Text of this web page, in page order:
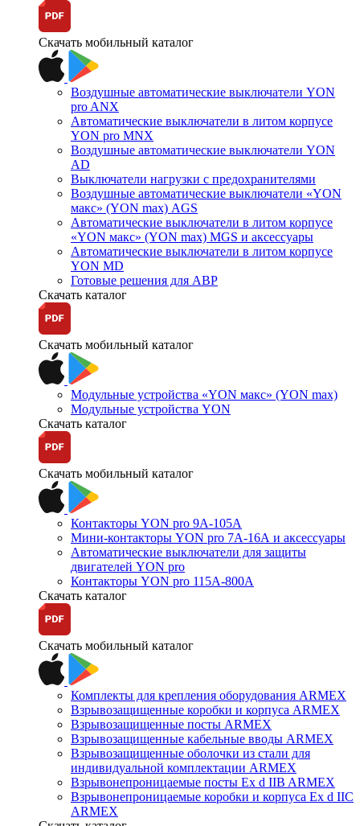
Скачать мобильный каталог
Воздушные автоматические выключатели YON
pro ANX
Автоматические выключатели в литом корпусе
YON pro MNX
Воздушные автоматические выключатели YON
AD
Выключатели нагрузки с предохранителями
Воздушные автоматические выключатели «YON
макс» (YON max) AGS
Автоматические выключатели в литом корпусе
«YON макс» (YON max) MGS и аксессуары
Автоматические выключатели в литом корпусе
YON MD
Готовые решения для АВР
Скачать каталог
Скачать мобильный каталог
Модульные устройства «YON макс» (YON max)
Модульные устройства YON
Скачать каталог
Скачать мобильный каталог
Контакторы YON pro 9А-105А
Мини-контакторы YON pro 7А-16А и аксессуары
Автоматические выключатели для защиты
двигателей YON pro
Контакторы YON pro 115А-800А
Скачать каталог
Скачать мобильный каталог
Комплекты для крепления оборудования ARMEX
Взрывозащищенные коробки и корпуса ARMEX
Взрывозащищенные посты ARMEX
Взрывозащищенные кабельные вводы ARMEX
Взрывозащищенные оболочки из стали для
индивидуальной комплектации ARMEX
Взрывонепроницаемые посты Ex d IIB ARMEX
Взрывонепроницаемые коробки и корпуса Ex d IIС
ARMEX